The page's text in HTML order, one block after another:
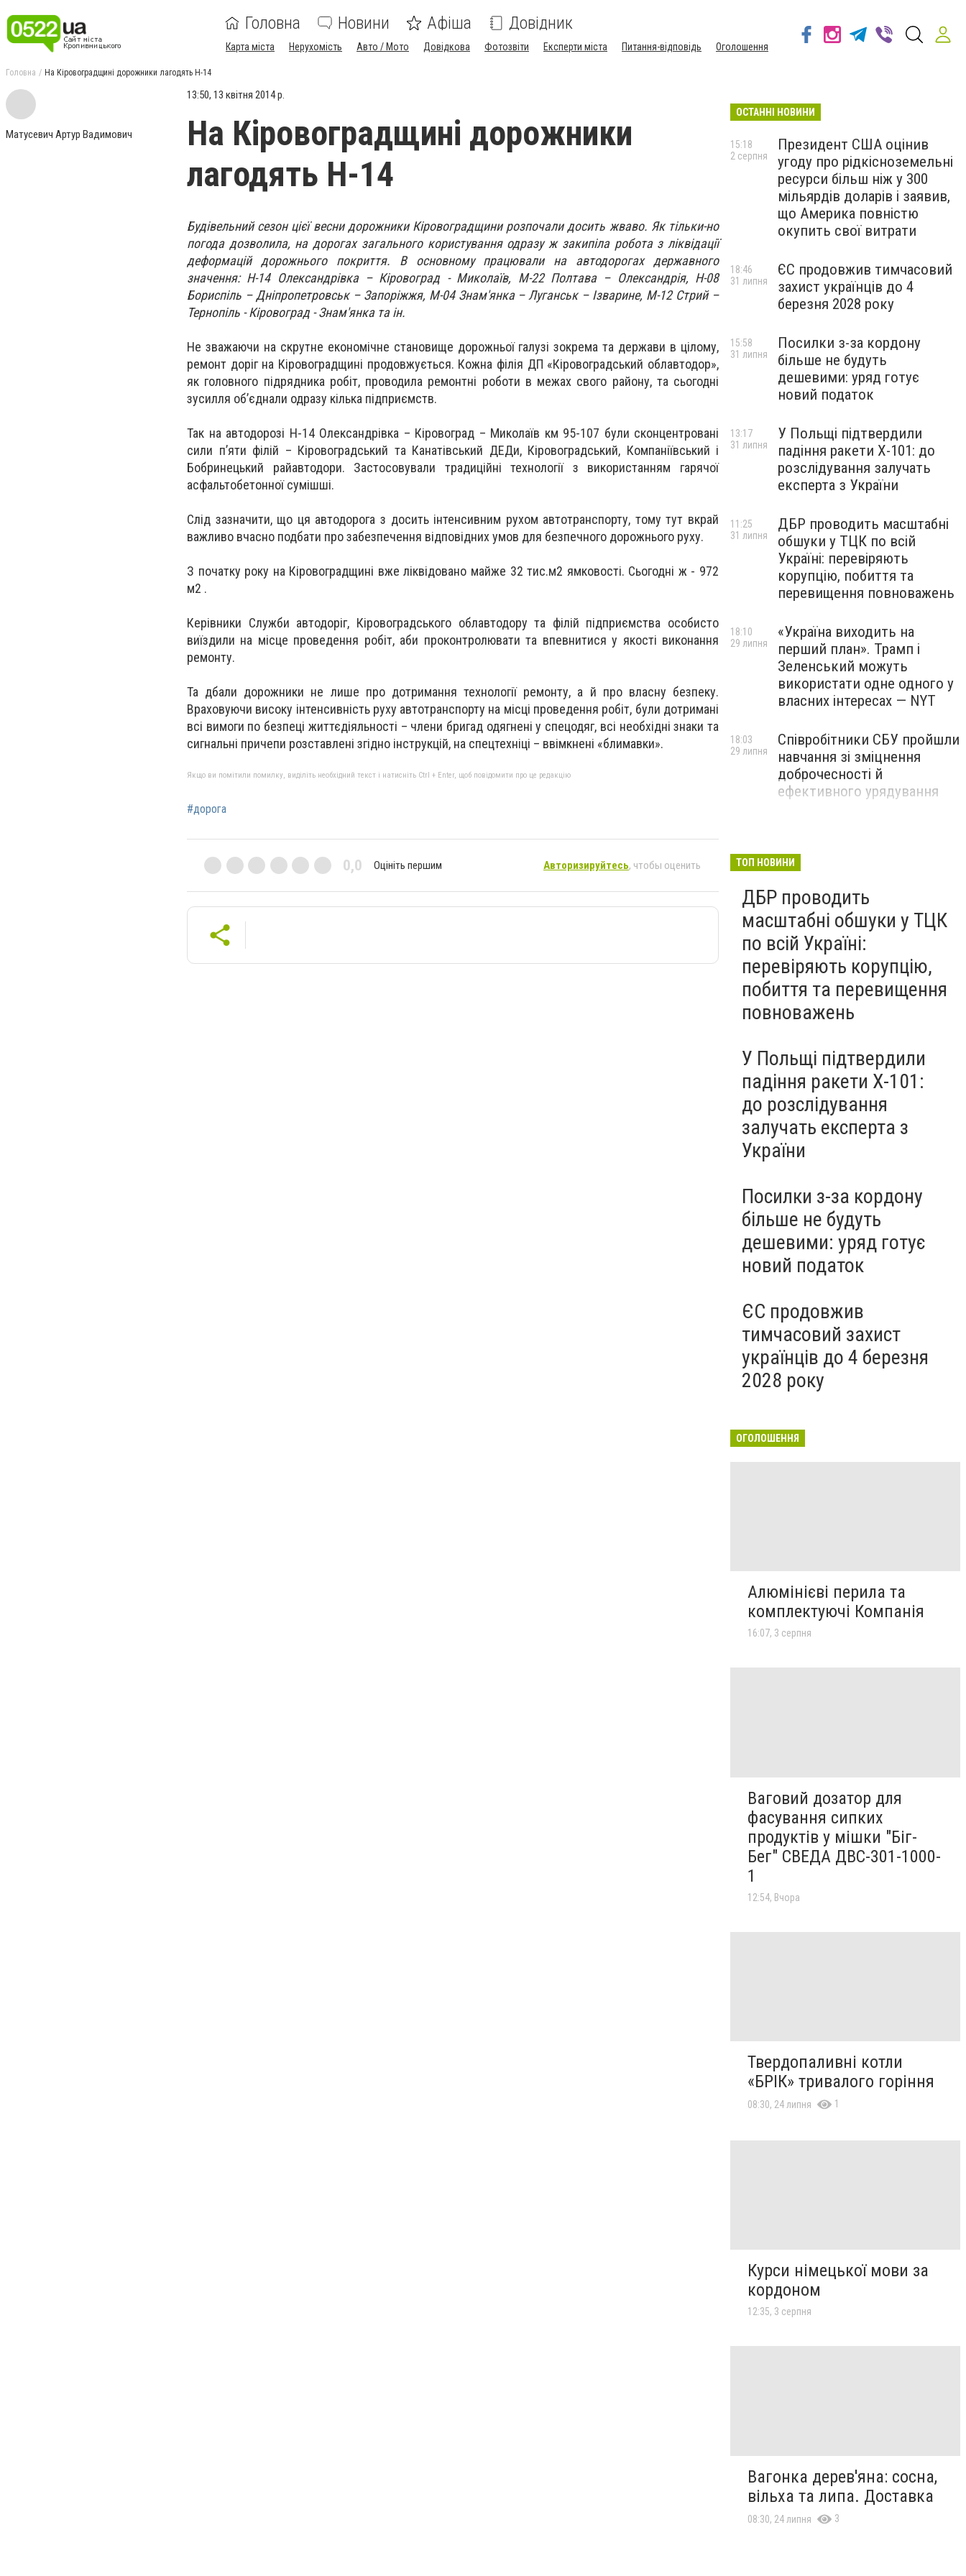
Головна Новини Афіша Довідник
Карта міста Нерухомість Авто / Мото Довідкова Фотозвіти Експерти міста Питання-відповідь Оголошення
Головна На Кіровоградщині дорожники лагодять Н-14
Матусевич Артур Вадимович
13:50, 13 квітня 2014 р.
На Кіровоградщині дорожники
лагодять Н-14
Будівельний сезон цієї весни дорожники Кіровоградщини розпочали досить жваво. Як тільки-но
погода дозволила, на дорогах загального користування одразу ж закипіла робота з ліквідації
деформацій дорожнього покриття. В основному працювали на автодорогах державного
значення: Н-14 Олександрівка – Кіровоград - Миколаїв, М-22 Полтава – Олександрія, Н-08
Бориспіль – Дніпропетровськ – Запоріжжя, М-04 Знам'янка – Луганськ – Ізварине, М-12 Стрий –
Тернопіль - Кіровоград - Знам'янка та ін.
Не зважаючи на скрутне економічне становище дорожньої галузі зокрема та держави в цілому,
ремонт доріг на Кіровоградщині продовжується. Кожна філія ДП «Кіровоградський облавтодор»,
як головного підрядника робіт, проводила ремонтні роботи в межах свого району, та сьогодні
зусилля об’єднали одразу кілька підприємств.
Так на автодорозі Н-14 Олександрівка – Кіровоград – Миколаїв км 95-107 були сконцентровані
сили п’яти філій – Кіровоградський та Канатівський ДЕДи, Кіровоградський, Компаніївський і
Бобринецький райавтодори. Застосовували традиційні технології з використанням гарячої
асфальтобетонної сумішші.
Слід зазначити, що ця автодорога з досить інтенсивним рухом автотранспорту, тому тут вкрай
важливо вчасно подбати про забезпечення відповідних умов для безпечного дорожнього руху.
З початку року на Кіровоградщині вже ліквідовано майже 32 тис.м2 ямковості. Сьогодні ж - 972
м2 .
Керівники Служби автодоріг, Кіровоградського облавтодору та філій підприємства особисто
виїздили на місце проведення робіт, аби проконтролювати та впевнитися у якості виконання
ремонту.
Та дбали дорожники не лише про дотримання технології ремонту, а й про власну безпеку.
Враховуючи високу інтенсивність руху автотранспорту на місці проведення робіт, були дотримані
всі вимоги по безпеці життєдіяльності – члени бригад одягнені у спецодяг, всі необхідні знаки та
сигнальні причепи розставлені згідно інструкцій, на спецтехніці – ввімкнені «блимавки».
Якщо ви помітили помилку, виділіть необхідний текст і натисніть Ctrl + Enter, щоб повідомити про це редакцію
#дорога
0,0 Оцініть першим Авторизируйтесь, чтобы оценить
ОСТАННІ НОВИНИ
Президент США оцінив
угоду про рідкісноземельні
ресурси більш ніж у 300
мільярдів доларів і заявив,
що Америка повністю
окупить свої витрати
15:18
2 серпня
ЄС продовжив тимчасовий
захист українців до 4
березня 2028 року
18:46
31 липня
Посилки з-за кордону
більше не будуть
дешевими: уряд готує
новий податок
15:58
31 липня
У Польщі підтвердили
падіння ракети Х-101: до
розслідування залучать
експерта з України
13:17
31 липня
ДБР проводить масштабні
обшуки у ТЦК по всій
Україні: перевіряють
корупцію, побиття та
перевищення повноважень
11:25
31 липня
«Україна виходить на
перший план». Трамп і
Зеленський можуть
використати одне одного у
власних інтересах — NYT
18:10
29 липня
Співробітники СБУ пройшли
навчання зі зміцнення
доброчесності й
ефективного урядування
18:03
29 липня
війська: у CENTCOM
всіх ракет
ТОП НОВИНИ
ДБР проводить
масштабні обшуки у ТЦК
по всій Україні:
перевіряють корупцію,
побиття та перевищення
повноважень
У Польщі підтвердили
падіння ракети Х-101:
до розслідування
залучать експерта з
України
Посилки з-за кордону
більше не будуть
дешевими: уряд готує
новий податок
ЄС продовжив
тимчасовий захист
українців до 4 березня
2028 року
ОГОЛОШЕННЯ
Алюмінієві перила та
комплектуючі Компанія
16:07, 3 серпня
Ваговий дозатор для
фасування сипких
продуктів у мішки "Біг-
Бег" СВЕДА ДВС-301-1000-
1
12:54, Вчора
Твердопаливні котли
«БРІК» тривалого горіння
08:30, 24 липня 1
Курси німецької мови за
кордоном
12:35, 3 серпня
Вагонка дерев'яна: сосна,
вільха та липа. Доставка
08:30, 24 липня 3